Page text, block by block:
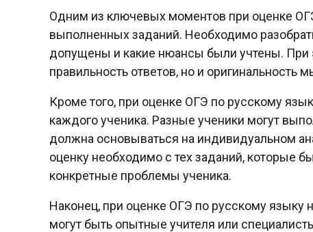
Одним из ключевых моментов при оценке
выполненных заданий. Необходимо
допущены и какие нюансы были учтены. При
правильность ответов, но и
Кроме того, при оценке ОГЭ по русскому
каждого ученика. Разные ученики могут
должна основываться на индивидуальном
оценку необходимо с тех заданий, которые
конкретные проблемы ученика.
Наконец, при оценке ОГЭ по русскому языку
могут быть опытные учителя или